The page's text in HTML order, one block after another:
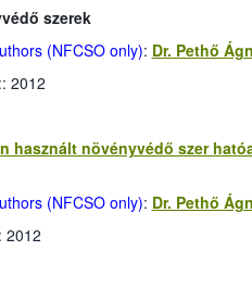
szerek
(NFCSO only): Dr. Pethő
:: 2012
használt növényvédő szer
(NFCSO only): Dr. Pethő
: 2012